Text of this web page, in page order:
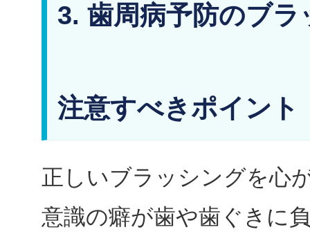
3. 歯周病予防のブラ
注意すべきポイント
正しいブラッシングを心
意識の癖が歯や歯ぐきに